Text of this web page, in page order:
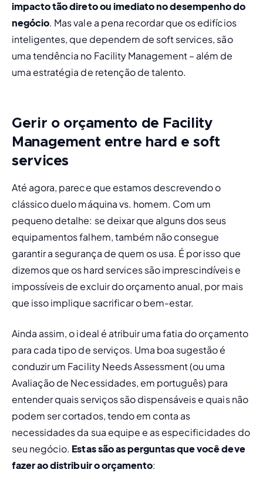
impacto tão direto ou imediato no desempenho do
negócio. Mas vale a pena recordar que os edifícios
inteligentes, que dependem de soft services, são
uma tendência no Facility Management – além de
uma estratégia de retenção de talento.
Gerir o orçamento de Facility
Management entre hard esoft
services
Até agora, parece que estamos descrevendo o
clássico duelo máquina vs. homem. Com um
pequeno detalhe: se deixar que alguns dos seus
equipamentos falhem, também não consegue
garantir a segurança de quem os usa. É por isso que
dizemos que os hard services são imprescindíveis e
impossíveis de excluir do orçamento anual, por mais
que isso implique sacrificar o bem-estar.
Ainda assim, o ideal é atribuir uma fatia do orçamento
para cada tipo de serviços. Uma boa sugestão é
conduzir um Facility Needs Assessment (ou uma
Avaliação de Necessidades, em português) para
entender quais serviços são dispensáveis e quais não
podem ser cortados, tendo em conta as
necessidades da sua equipe e as especificidades do
seu negócio. Estas são as perguntas que você deve
fazer ao distribuir o orçamento: